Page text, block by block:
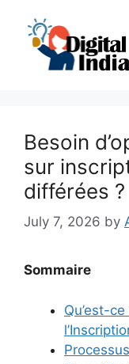
content
Besoin
sur
différées ?
July 7, 2026 by
Sommaire
Qu’est-